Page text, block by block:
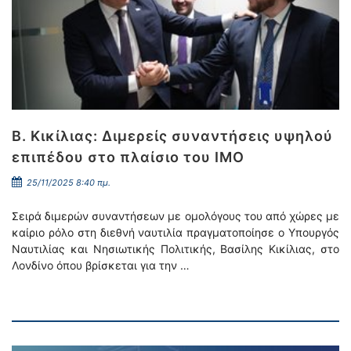
Β. Κικίλιας: Διμερείς συναντήσεις υψηλού
επιπέδου στο πλαίσιο του ΙΜΟ
25/11/2025 8:40 πμ.
Σειρά διμερών συναντήσεων με ομολόγους του από χώρες με
καίριο ρόλο στη διεθνή ναυτιλία πραγματοποίησε ο Υπουργός
Ναυτιλίας και Νησιωτικής Πολιτικής, Βασίλης Κικίλιας, στο
Λονδίνο όπου βρίσκεται για την …